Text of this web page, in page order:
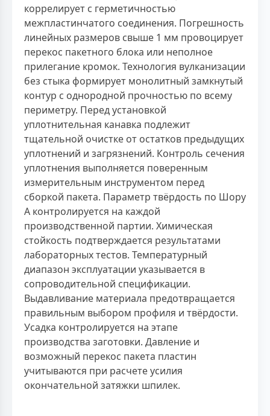
коррелирует с герметичностью
межпластинчатого соединения. Погрешность
линейных размеров свыше 1 мм провоцирует
перекос пакетного блока или неполное
прилегание кромок. Технология вулканизации
без стыка формирует монолитный замкнутый
контур с однородной прочностью по всему
периметру. Перед установкой
уплотнительная канавка подлежит
тщательной очистке от остатков предыдущих
уплотнений и загрязнений. Контроль сечения
уплотнения выполняется поверенным
измерительным инструментом перед
сборкой пакета. Параметр твёрдость по Шору
А контролируется на каждой
производственной партии. Химическая
стойкость подтверждается результатами
лабораторных тестов. Температурный
диапазон эксплуатации указывается в
сопроводительной спецификации.
Выдавливание материала предотвращается
правильным выбором профиля и твёрдости.
Усадка контролируется на этапе
производства заготовки. Давление и
возможный перекос пакета пластин
учитываются при расчете усилия
окончательной затяжки шпилек.